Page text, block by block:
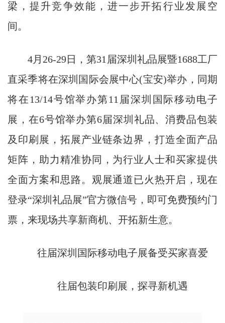
梁，提升竞争效能，进一步开拓行业发展空
间。
4月26-29日，第31届深圳礼品展暨1688工厂
直采季将在深圳国际会展中心(宝安)举办，同期
将在13/14号馆举办第11届深圳国际移动电子
展，在6号馆举办第6届深圳礼品、消费品包装
及印刷展，拓展产业链条边界，打造全面产品
矩阵，助力精准协同，为行业人士和买家提供
全面方案和思路。观展通道已火热开启，现在
登录“深圳礼品展”官方微信号，即可免费预约门
票，来现场共享新商机、开拓新生意。
往届深圳国际移动电子展备受买家喜爱
往届包装印刷展，探寻新机遇